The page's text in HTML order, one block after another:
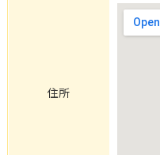
住所